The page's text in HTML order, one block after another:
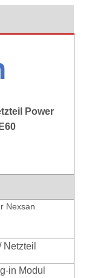
Power
Nexsan
Netzteil
in Modul